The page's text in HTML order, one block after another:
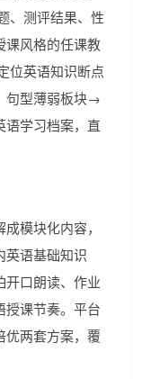
、测评结果、性
课风格的任课教
位英语知识断点
句型薄弱板块→
学习档案，直
模块化内容，
英语基础知识
开口朗读、作业
授课节奏。平台
优两套方案，覆